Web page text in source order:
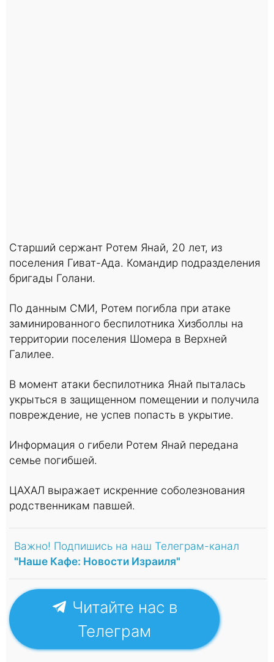
Старший сержант Ротем Янай, 20 лет, из
поселения Гиват-Ада. Командир подразделения
бригады Голани.
По данным СМИ, Ротем погибла при атаке
заминированного беспилотника Хизболлы на
территории поселения Шомера в Верхней
Галилее.
В момент атаки беспилотника Янай пыталась
укрыться в защищенном помещении и получила
повреждение, не успев попасть в укрытие.
Информация о гибели Ротем Янай передана
семье погибшей.
ЦАХАЛ выражает искренние соболезнования
родственникам павшей.
Важно! Подпишись на наш Телеграм-канал
"Наше Кафе: Новости Израиля"
Читайте нас в
Телеграм